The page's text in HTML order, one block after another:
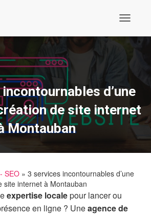
f
e
m
v
t
d’une
de site internet
Montauban
SEO » 3 services incontournables d’une
site internet à Montauban
expertise localepour lancer ou
en ligne ? Uneagence de